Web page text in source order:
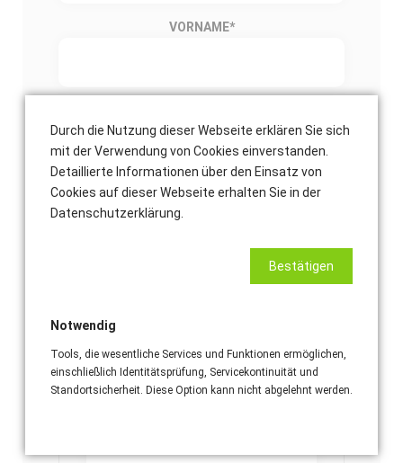
VORNAME*
E-MAIL-ADRESSE*
Einsatzort Adresse
Durch die Nutzung dieser Webseite erklären Sie sich
mit der Verwendung von Cookies einverstanden.
Detaillierte Informationen über den Einsatz von
Cookies auf dieser Webseite erhalten Sie in der
Datenschutzerklärung.
Bestätigen
Notwendig
Tools, die wesentliche Services und Funktionen ermöglichen,
einschließlich Identitätsprüfung, Servicekontinuität und
Standortsicherheit. Diese Option kann nicht abgelehnt werden.